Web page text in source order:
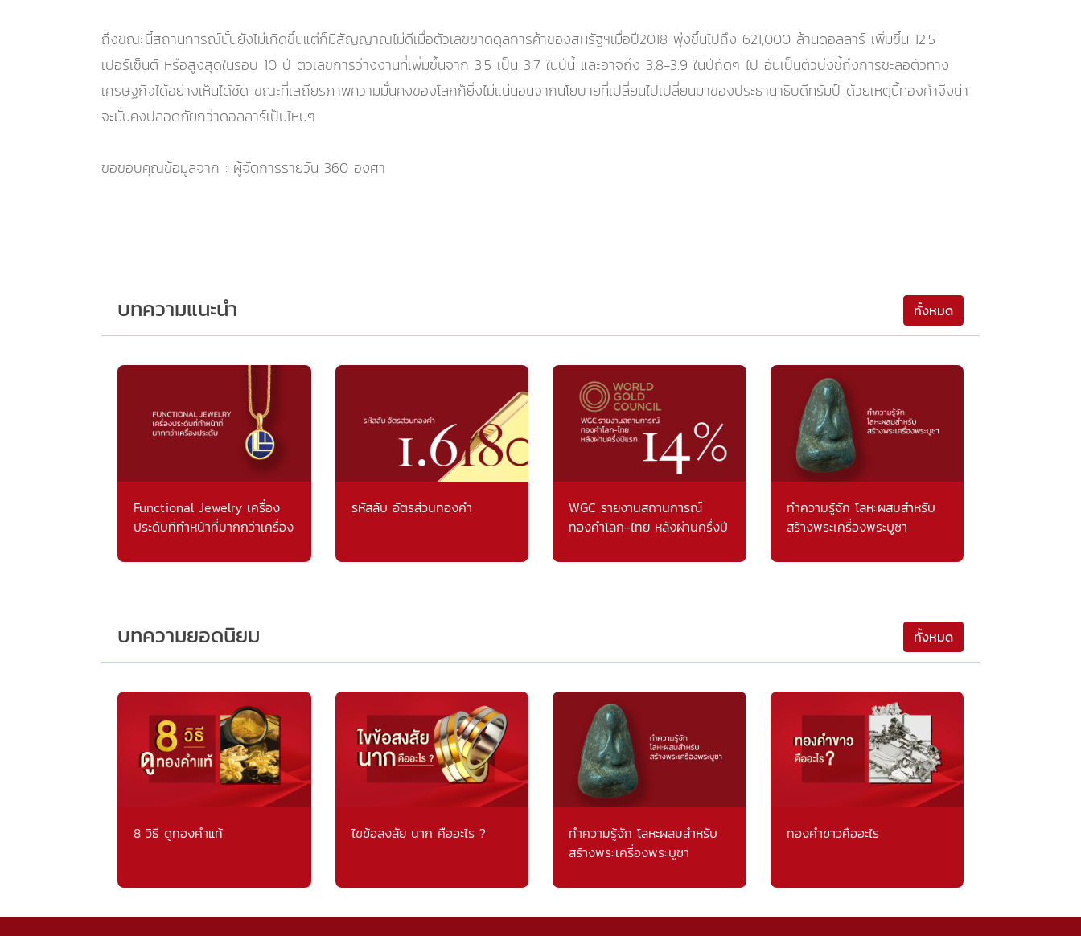
ถึงขณะนี้สถานการณ์นั้นยังไม่เกิดขึ้นแต่ก็มีสัญญาณไม่ดีเมื่อตัวเลขขาดดุลการค้าของสหรัฐฯเมื่อปี2018 พุ่งขึ้นไปถึง 621,000 ล้านดอลลาร์ เพิ่มขึ้น 12.5
เปอร์เซ็นต์ หรือสูงสุดในรอบ 10 ปี ตัวเลขการว่างงานที่เพิ่มขึ้นจาก 3.5 เป็น 3.7 ในปีนี้ และอาจถึง 3.8-3.9 ในปีถัดๆ ไป อันเป็นตัวบ่งชี้ถึงการชะลอตัวทาง
เศรษฐกิจได้อย่างเห็นได้ชัด ขณะที่เสถียรภาพความมั่นคงของโลกก็ยิ่งไม่แน่นอนจากนโยบายที่เปลี่ยนไปเปลี่ยนมาของประธานาธิบดีทรัมป์ ด้วยเหตุนี้ทองคำจึงน่า
จะมั่นคงปลอดภัยกว่าดอลลาร์เป็นไหนๆ
ขอขอบคุณข้อมูลจาก : ผู้จัดการรายวัน 360 องศา
บทความแนะนำ ทั้งหมด
Functional Jewelry เครื่อง
ประดับที่ทำหน้าที่มากกว่าเครื่อง
รหัสลับ อัตรส่วนทองคำ
WGC รายงานสถานการณ์
ทองคำโลก-ไทย หลังผ่านครึ่งปี
ทำความรู้จัก โลหะผสมสำหรับ
สร้างพระเครื่องพระบูชา
บทความยอดนิยม ทั้งหมด
8 วิธี ดูทองคำแท้ ไขข้อสงสัย นาก คืออะไร ?
ทำความรู้จัก โลหะผสมสำหรับ
สร้างพระเครื่องพระบูชา
ทองคำขาวคืออะไร